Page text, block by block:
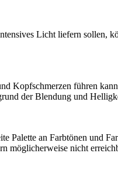
Licht liefern sollen,
führen
der Blendung und
Palette an Farbtönen und
möglicherweise nicht